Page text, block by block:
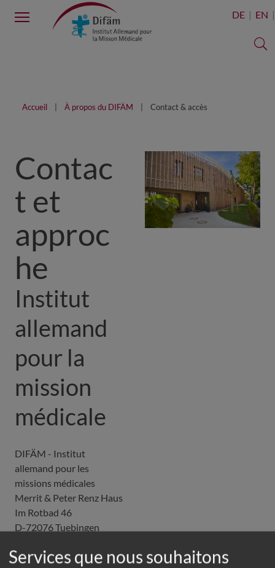
DE EN
Menu
Accueil À propos du DIFÄM Contact & accès
Contac
t et
approc
he
Institut
allemand
pour la
mission
médicale
DIFÄM - Institut
allemand pour les
missions médicales
Merrit & Peter Renz Haus
Im Rotbad 46
D-72076 Tuebingen
P.O. Box 1307, 72003
Services que nous souhaitons